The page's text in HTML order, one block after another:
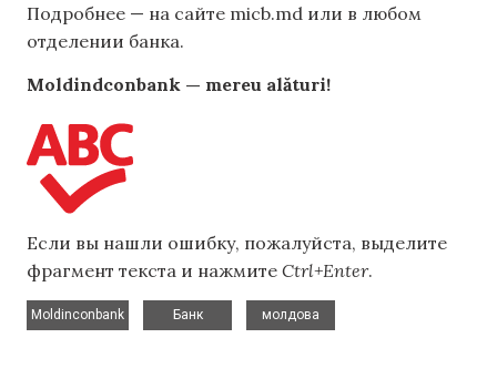
Подробнее — на сайте micb.md или в любом
отделении банка.
Moldindconbank — mereu alături!
Если вы нашли ошибку, пожалуйста, выделите
фрагмент текста и нажмите Ctrl+Enter.
Moldinconbank
Банк
молдова